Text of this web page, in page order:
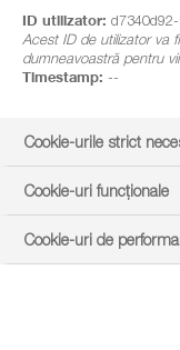
ID utilizator:
Acest ID de utilizator va
dumneavoastră pentru
Timestamp: --
Cookie-urile strict
Cookie-uri funcționale
Cookie-uri de